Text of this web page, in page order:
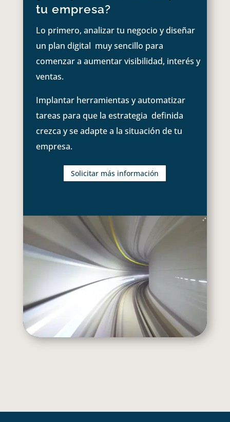
tu empresa?
Lo primero, analizar tu negocio y diseñar
un plan digital muy sencillo para
comenzar a aumentar visibilidad, interés y
ventas.
Implantar herramientas y automatizar
tareas para que la estrategia definida
crezca y se adapte a la situación de tu
empresa.
Solicitar más información